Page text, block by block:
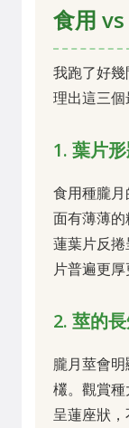
食用
我跑了好
理出這三個
1. 葉片
食用種朧月
面有薄薄的
蓮葉片反
片普遍更厚
2. 莖的
朧月莖會明
欉。觀賞
呈蓮座狀，